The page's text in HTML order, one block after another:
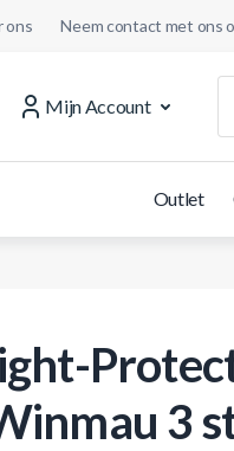
ons Neem contact met ons
Mijn Account
Outlet
3